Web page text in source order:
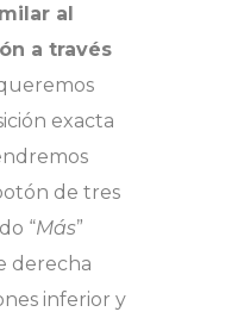
al
a través
exacta
de tres
“Más”
derecha
inferior y